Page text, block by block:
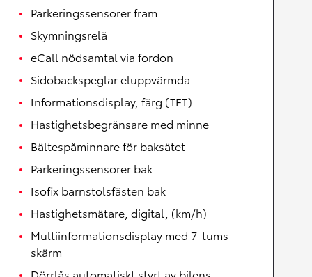
Parkeringssensorer fram
Skymningsrelä
eCall nödsamtal via fordon
Sidobackspeglar eluppvärmda
Informationsdisplay, färg (TFT)
Hastighetsbegränsare med minne
Bältespåminnare för baksätet
Parkeringssensorer bak
Isofix barnstolsfästen bak
Hastighetsmätare, digital, (km/h)
Multiinformationsdisplay med 7-tums
skärm